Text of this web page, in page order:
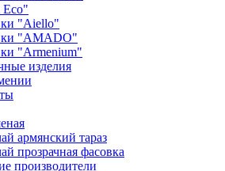
"Aiello"
"AMADO"
"Armenium"
изделия
армянский тараз
прозрачная фасовка
производители